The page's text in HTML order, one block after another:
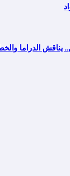
يناقش الدراما